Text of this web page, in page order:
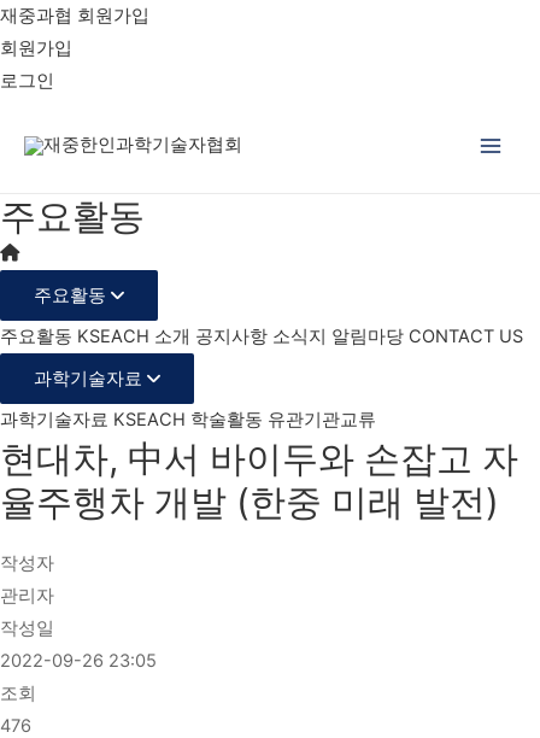
재중과협 회원가입
회원가입
로그인
주요활동
주요활동
주요활동 KSEACH 소개 공지사항 소식지 알림마당 CONTACT US
과학기술자료
과학기술자료 KSEACH 학술활동 유관기관교류
현대차, 中서 바이두와 손잡고 자
율주행차 개발 (한중 미래 발전)
작성자
관리자
작성일
2022-09-26 23:05
조회
476